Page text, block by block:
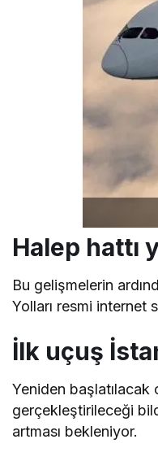
Halep hattı
Bu gelişmelerin
Yolları resmi internet
İlk uçuş
Yeniden başlatılacak
gerçekleştirileceği
artması bekleniyor.